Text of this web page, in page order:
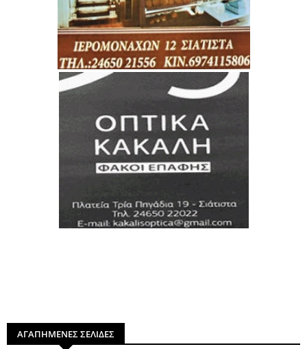
ΑΓΑΠΗΜΕΝΕΣ ΣΕΛΙΔΕΣ